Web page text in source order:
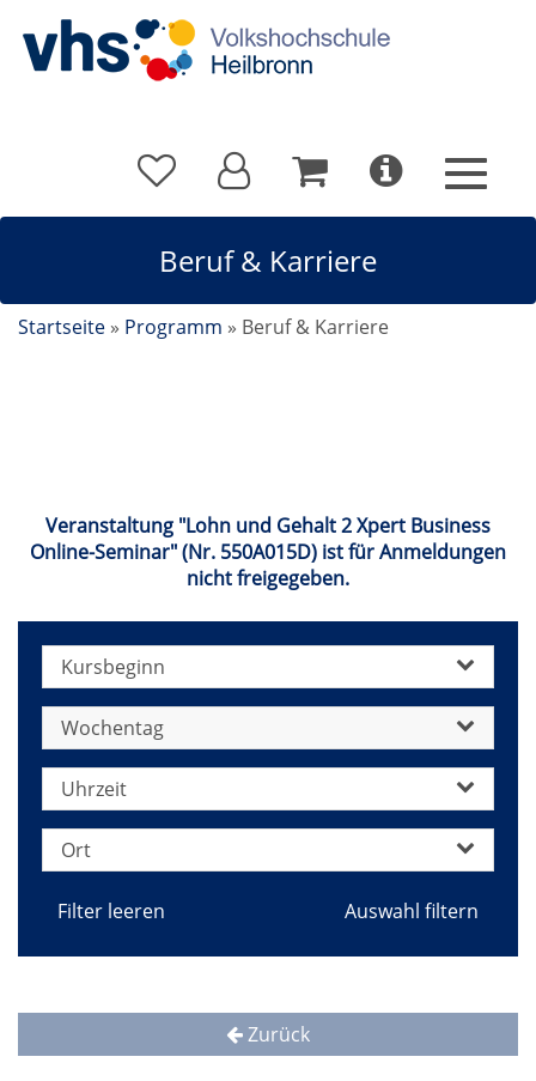
Beruf & Karriere
Startseite » Programm » Beruf & Karriere
Veranstaltung "Lohn und Gehalt 2 Xpert Business
Online-Seminar" (Nr. 550A015D) ist für Anmeldungen
nicht freigegeben.
Kursbeginn
Wochentag
Uhrzeit
Ort
Filter leeren
Zurück